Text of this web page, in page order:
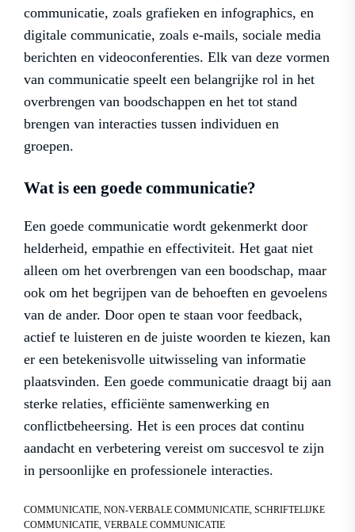
communicatie, zoals grafieken en infographics, en
digitale communicatie, zoals e-mails, sociale media
berichten en videoconferenties. Elk van deze vormen
van communicatie speelt een belangrijke rol in het
overbrengen van boodschappen en het tot stand
brengen van interacties tussen individuen en
groepen.
Wat is een goede communicatie?
Een goede communicatie wordt gekenmerkt door
helderheid, empathie en effectiviteit. Het gaat niet
alleen om het overbrengen van een boodschap, maar
ook om het begrijpen van de behoeften en gevoelens
van de ander. Door open te staan voor feedback,
actief te luisteren en de juiste woorden te kiezen, kan
er een betekenisvolle uitwisseling van informatie
plaatsvinden. Een goede communicatie draagt bij aan
sterke relaties, efficiënte samenwerking en
conflictbeheersing. Het is een proces dat continu
aandacht en verbetering vereist om succesvol te zijn
in persoonlijke en professionele interacties.
COMMUNICATIE, NON-VERBALE COMMUNICATIE, SCHRIFTELIJKE
COMMUNICATIE, VERBALE COMMUNICATIE